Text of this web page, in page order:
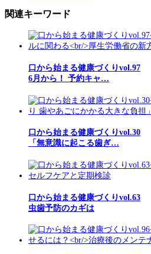
関連キーワード
口から始まる健康づくりvol.97
6月から！ 予約キャ…
口から始まる健康づくりvol.30
「無意識に起こる歯ぎ…
口から始まる健康づくりvol.63
虫歯予防のカギは